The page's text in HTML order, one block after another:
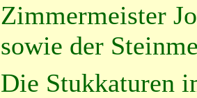
Zimmermeister
sowie der
Die Stukkaturen